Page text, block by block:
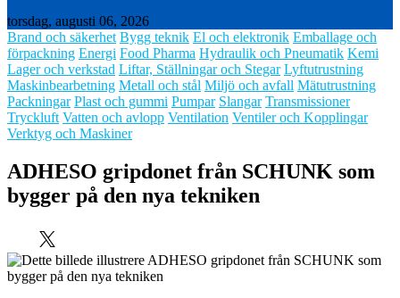
torsdag, augusti 06, 2026
Brand och säkerhet Bygg teknik El och elektronik Emballage och
förpackning Energi Food Pharma Hydraulik och Pneumatik Kemi
Lager och verkstad Liftar, Ställningar och Stegar Lyftutrustning
Maskinbearbetning Metall och stål Miljö och avfall Mätutrustning
Packningar Plast och gummi Pumpar Slangar Transmissioner
Tryckluft Vatten och avlopp Ventilation Ventiler och Kopplingar
Verktyg och Maskiner
ADHESO gripdonet från SCHUNK som
bygger på den nya tekniken